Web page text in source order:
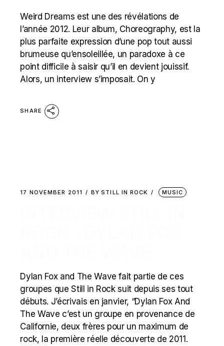
Weird Dreams est une des révélations de
l’année 2012. Leur album, Choreography, est la
plus parfaite expression d’une pop tout aussi
brumeuse qu’ensoleillée, un paradoxe à ce
point difficile à saisir qu’il en devient jouissif.
Alors, un interview s’imposait. On y
SHARE
17 NOVEMBER 2011 BY STILL IN ROCK MUSIC
Dylan Fox and The Wave fait partie de ces
groupes que Still in Rock suit depuis ses tout
débuts. J’écrivais en janvier, “Dylan Fox And
The Wave c’est un groupe en provenance de
Californie, deux frères pour un maximum de
rock, la première réelle découverte de 2011.